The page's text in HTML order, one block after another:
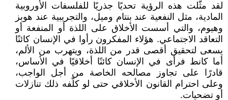
لقد مثّلت هذه الرؤية تحديًا جذريًا للفلسفات الأوروبية
المادية، مثل النفعية عند بنتام وميل، والتجريبية عند هوبز
وهيوم، والتي أسست الأخلاق على اللذة أو المنفعة أو
التعاقد الاجتماعي. هؤلاء المفكرون رأوا في الإنسان كائنًا
يسعى لتحقيق أقصى قدر من اللذة، ويتهرب من الألم،
أما كانط فرأى في الإنسان كائنًا أخلاقيًا في الأساس،
قادرًا على تجاوز مصالحه الخاصة من أجل الواجب،
وعلى احترام القانون الأخلاقي حتى لو كلّفه ذلك تنازلات
أو تضحيات.